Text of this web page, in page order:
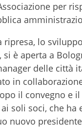
per
ripresa, lo
è aperta a
delle città
in
il convegno e
soli soci, che ha
nuovo